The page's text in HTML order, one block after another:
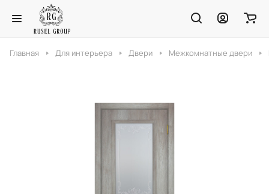
Главная Для интерьера Двери Межкомнатные двери